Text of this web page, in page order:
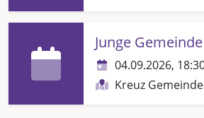
Junge
04.09.2026,
Kreuz